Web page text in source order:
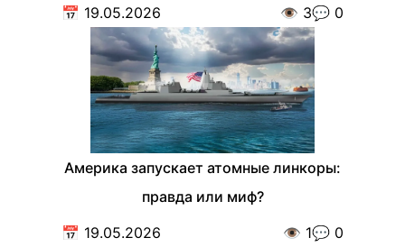
📅 19.05.2026 👁️ 3💬 0
Америка запускает атомные линкоры:
правда или миф?
📅 19.05.2026 👁️ 1💬 0